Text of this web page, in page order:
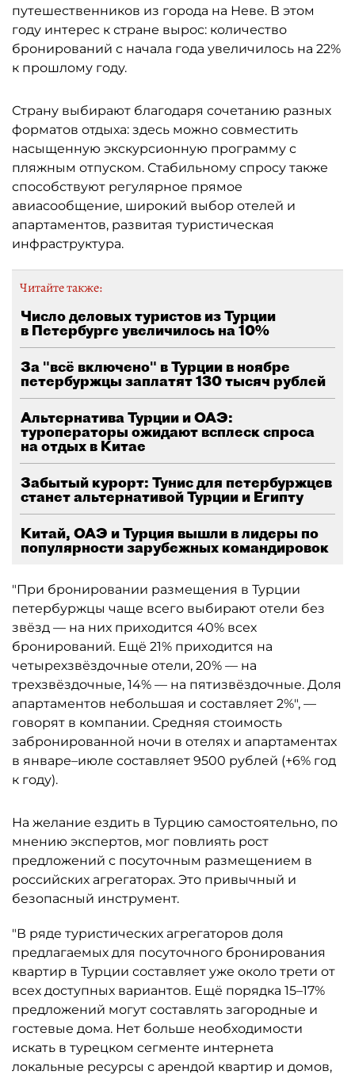
путешественников из города на Неве. В этом
году интерес к стране вырос: количество
бронирований с начала года увеличилось на 22%
к прошлому году.
Страну выбирают благодаря сочетанию разных
форматов отдыха: здесь можно совместить
насыщенную экскурсионную программу с
пляжным отпуском. Стабильному спросу также
способствуют регулярное прямое
авиасообщение, широкий выбор отелей и
апартаментов, развитая туристическая
инфраструктура.
Читайте также:
Число деловых туристов из Турции
в Петербурге увеличилось на 10%
За "всё включено" в Турции в ноябре
петербуржцы заплатят 130 тысяч рублей
Альтернатива Турции и ОАЭ:
туроператоры ожидают всплеск спроса
на отдых в Китае
Забытый курорт: Тунис для петербуржцев
станет альтернативой Турции и Египту
Китай, ОАЭ и Турция вышли в лидеры по
популярности зарубежных командировок
"При бронировании размещения в Турции
петербуржцы чаще всего выбирают отели без
звёзд — на них приходится 40% всех
бронирований. Ещё 21% приходится на
четырехзвёздочные отели, 20% — на
трехзвёздочные, 14% — на пятизвёздочные. Доля
апартаментов небольшая и составляет 2%", —
говорят в компании. Средняя стоимость
забронированной ночи в отелях и апартаментах
в январе–июле составляет 9500 рублей (+6% год
к году).
На желание ездить в Турцию самостоятельно, по
мнению экспертов, мог повлиять рост
предложений с посуточным размещением в
российских агрегаторах. Это привычный и
безопасный инструмент.
"В ряде туристических агрегаторов доля
предлагаемых для посуточного бронирования
квартир в Турции составляет уже около трети от
всех доступных вариантов. Ещё порядка 15–17%
предложений могут составлять загородные и
гостевые дома. Нет больше необходимости
искать в турецком сегменте интернета
локальные ресурсы с арендой квартир и домов,